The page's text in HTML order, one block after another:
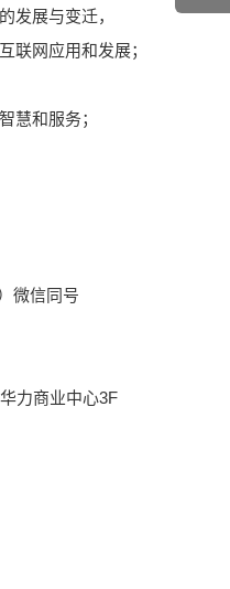
发展与变迁，
联网应用和发展；
慧和服务；
微信同号
力商业中心3F